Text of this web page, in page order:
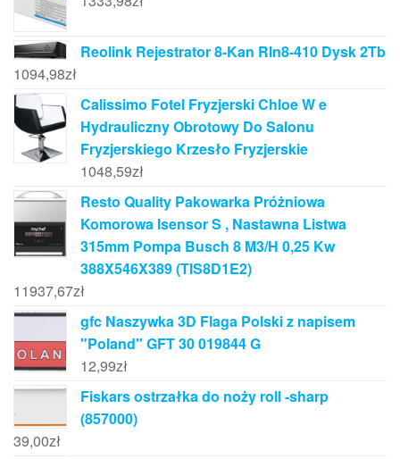
Reolink Rejestrator 8-Kan Rln8-410 Dysk 2Tb
1094,98zł
Calissimo Fotel Fryzjerski Chloe W e
Hydrauliczny Obrotowy Do Salonu
Fryzjerskiego Krzesło Fryzjerskie
1048,59zł
Resto Quality Pakowarka Próżniowa
Komorowa Isensor S , Nastawna Listwa
315mm Pompa Busch 8 M3/H 0,25 Kw
388X546X389 (TIS8D1E2)
11937,67zł
gfc Naszywka 3D Flaga Polski z napisem
"Poland" GFT 30 019844 G
12,99zł
Fiskars ostrzałka do noży roll -sharp
(857000)
39,00zł